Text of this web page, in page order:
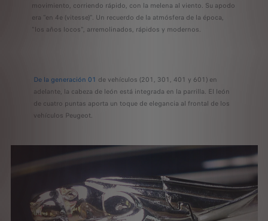
movimiento, corriendo rápido, con la melena al viento. Su apodo
era "en 4e (vitesse)". Un recuerdo de la atmósfera de la época,
"los años locos", arremolinados, rápidos y modernos.
De la generación 01 de vehículos (201, 301, 401 y 601) en
adelante, la cabeza de león está integrada en la parrilla. El león
de cuatro puntas aporta un toque de elegancia al frontal de los
vehículos Peugeot.